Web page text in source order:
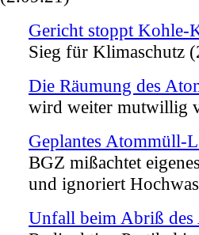
Gericht stoppt Kohle-
Sieg für Klimaschutz
Die Räumung des
wird weiter mutwillig
Geplantes Atommüll-
BGZ mißachtet
und ignoriert
Unfall beim Abriß des